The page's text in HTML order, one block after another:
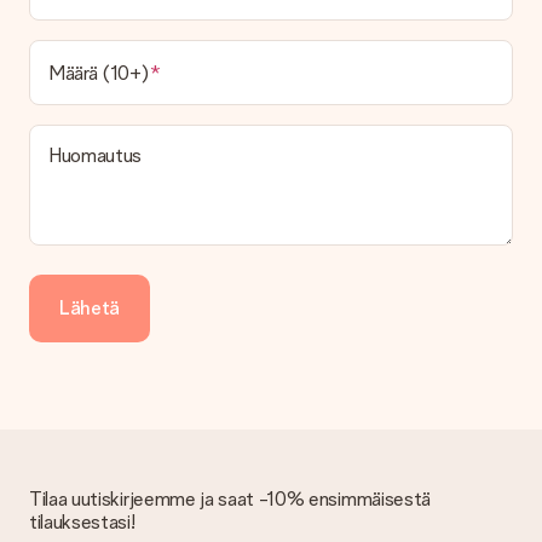
paketti tai postilaatikon toimitus. Haluatko tietää, mikä
vaihtoehto tilauksesi kuuluu? Ota yhteyttä asiakaspalveluun.
Maksu
Kuinka voin maksaa tilaukseni?
Tarjoamme seuraavat maksutavat: iDeal, Paypal, luottokortti,
Saapunut lahja
Entä jos lahja ei ole täysin mieleeni?
Olemme syvästi pahoillamme, että lahjasi ei ole sinun mielesi
Tämä tarkoittaa sitä, että lahja toimitetaan suoraan
vastaanottajalle, mikä tekee siitä todellisen yllätyksen!
Määrä (10+)
Huomautus
Lähetä
Tilaa uutiskirjeemme ja saat -10% ensimmäisestä
tilauksestasi!